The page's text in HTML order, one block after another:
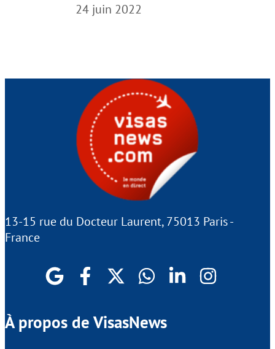
24 juin 2022
13-15 rue du Docteur Laurent, 75013 Paris -
France
À propos de VisasNews